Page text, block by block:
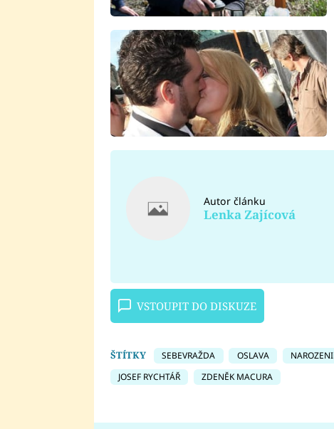
Autor článku
Lenka Zajícová
VSTOUPIT DO DISKUZE
ŠTÍTKY SEBEVRAŽDA OSLAVA
JOSEF RYCHTÁŘ
ZDENĚK MACURA